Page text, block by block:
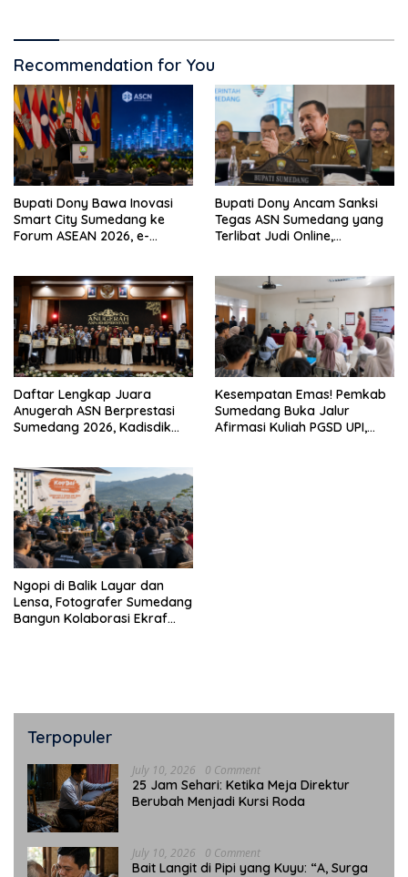
Recommendation for You
Bupati Dony Bawa Inovasi
Smart City Sumedang ke
Forum ASEAN 2026, e-
Bupati Dony Ancam Sanksi
Tegas ASN Sumedang yang
Terlibat Judi Online,
Daftar Lengkap Juara
Anugerah ASN Berprestasi
Sumedang 2026, Kadisdik
Kesempatan Emas! Pemkab
Sumedang Buka Jalur
Afirmasi Kuliah PGSD UPI,
Ngopi di Balik Layar dan
Lensa, Fotografer Sumedang
Bangun Kolaborasi Ekraf
Terpopuler
July 10, 2026 0 Comment
25 Jam Sehari: Ketika Meja Direktur
Berubah Menjadi Kursi Roda
July 10, 2026 0 Comment
Bait Langit di Pipi yang Kuyu: “A, Surga